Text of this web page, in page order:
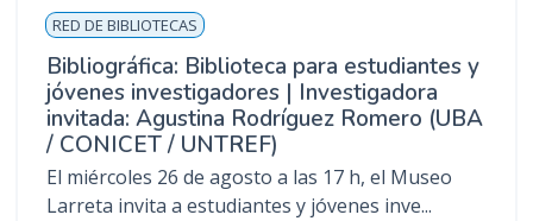
RED DE BIBLIOTECAS
Bibliográfica: Biblioteca para estudiantes y
jóvenes investigadores | Investigadora
invitada: Agustina Rodríguez Romero (UBA
/ CONICET / UNTREF)
El miércoles 26 de agosto a las 17 h, el Museo
Larreta invita a estudiantes y jóvenes inve...